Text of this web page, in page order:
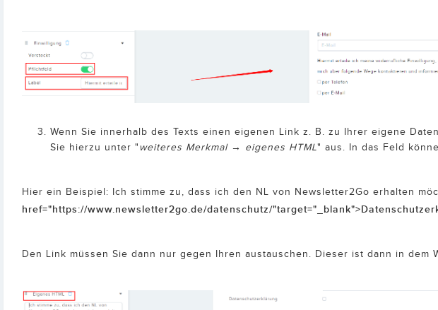
Wenn Sie innerhalb des Texts einen eigenen Link z. B. zu Ihrer eigene
Sie hierzu unter " weiteres Merkmal → eigenes HTML" aus. In das Feld
Hier ein Beispiel: Ich stimme zu, dass ich den NL von Newsletter2Go erhalten
href="https://www.newsletter2go.de/datenschutz/
Den Link müssen Sie dann nur gegen Ihren austauschen. Dieser ist dann in dem